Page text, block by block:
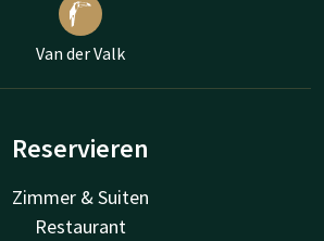
Van der Valk
Reservieren
Zimmer & Suiten
Restaurant